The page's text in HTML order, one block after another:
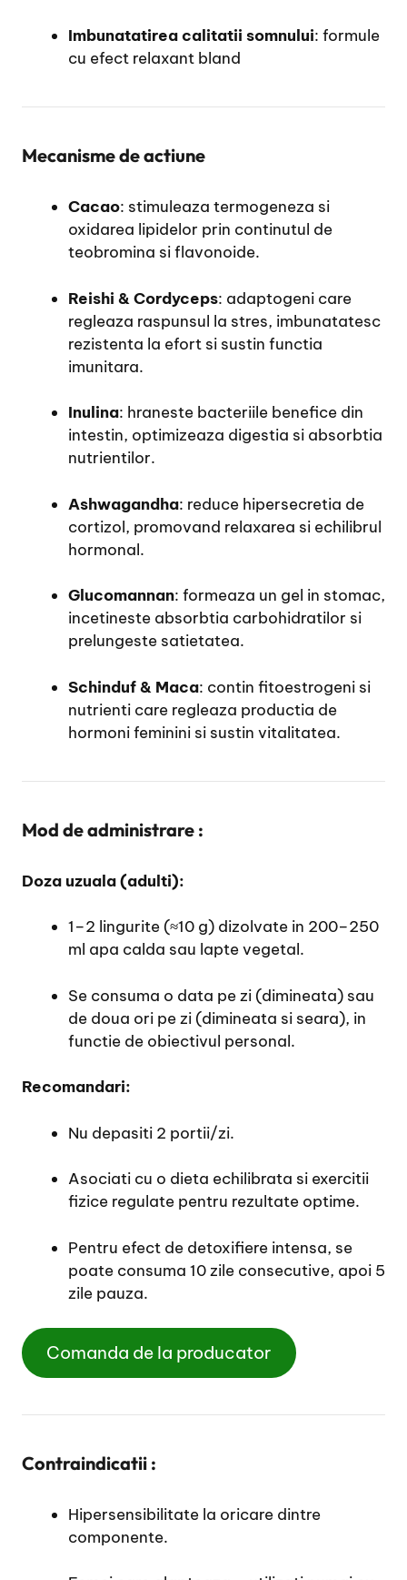
Imbunatatirea calitatii somnului: formule
cu efect relaxant bland
Mecanisme de actiune
Cacao: stimuleaza termogeneza si
oxidarea lipidelor prin continutul de
teobromina si flavonoide.
Reishi & Cordyceps: adaptogeni care
regleaza raspunsul la stres, imbunatatesc
rezistenta la efort si sustin functia
imunitara.
Inulina: hraneste bacteriile benefice din
intestin, optimizeaza digestia si absorbtia
nutrientilor.
Ashwagandha: reduce hipersecretia de
cortizol, promovand relaxarea si echilibrul
hormonal.
Glucomannan: formeaza un gel in stomac,
incetineste absorbtia carbohidratilor si
prelungeste satietatea.
Schinduf & Maca: contin fitoestrogeni si
nutrienti care regleaza productia de
hormoni feminini si sustin vitalitatea.
Mod de administrare :
Doza uzuala (adulti):
1–2 lingurite (≈10 g) dizolvate in 200–250
ml apa calda sau lapte vegetal.
Se consuma o data pe zi (dimineata) sau
de doua ori pe zi (dimineata si seara), in
functie de obiectivul personal.
Recomandari:
Nu depasiti 2 portii/zi.
Asociati cu o dieta echilibrata si exercitii
fizice regulate pentru rezultate optime.
Pentru efect de detoxifiere intensa, se
poate consuma 10 zile consecutive, apoi 5
zile pauza.
Comanda de la producator
Contraindicatii :
Hipersensibilitate la oricare dintre
componente.